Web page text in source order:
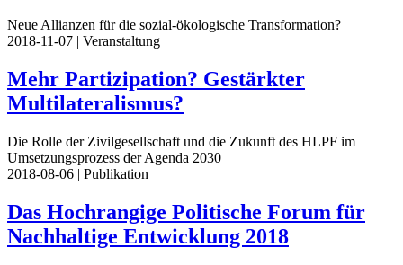
Neue Allianzen für die sozial-ökologische Transformation?
2018-11-07 | Veranstaltung
Mehr Partizipation? Gestärkter
Multilateralismus?
Die Rolle der Zivilgesellschaft und die Zukunft des HLPF im
Umsetzungsprozess der Agenda 2030
2018-08-06 | Publikation
Das Hochrangige Politische Forum für
Nachhaltige Entwicklung 2018